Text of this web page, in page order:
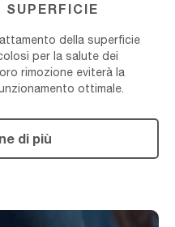
della superficie
per la salute dei
rimozione eviterà la
ottimale.
di più